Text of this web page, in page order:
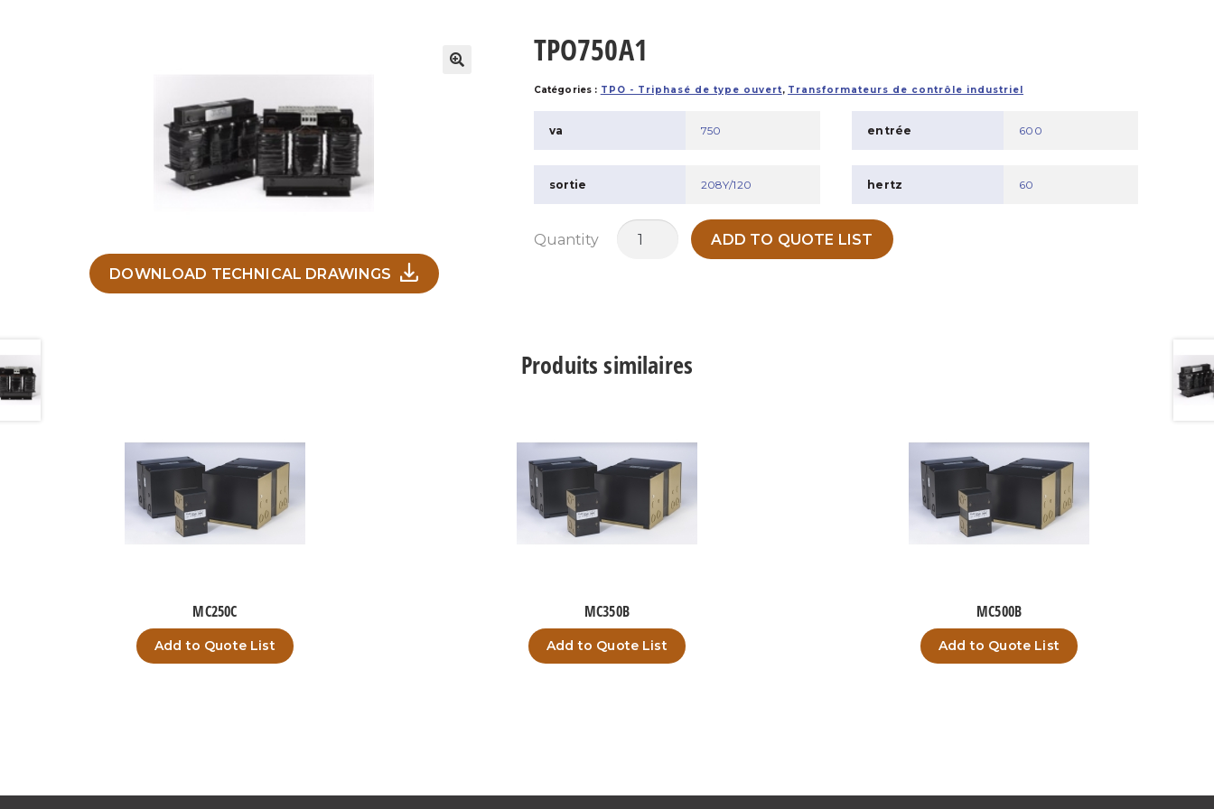
DOWNLOAD TECHNICAL DRAWINGS
TPO750A1
Catégories : TPO - Triphasé de type ouvert, Transformateurs de contrôle industriel
va 750 entrée 600
sortie 208Y/120 hertz 60
Quantity
quantité
ADD TO QUOTE LIST
Produits similaires
MC250C
Add to Quote List
MC350B
Add to Quote List
MC500B
Add to Quote List